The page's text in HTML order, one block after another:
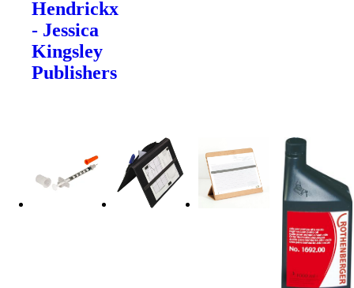
Hendrickx
- Jessica
Kingsley
Publishers